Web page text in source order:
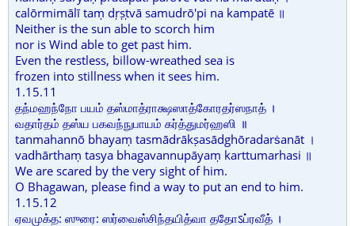
calōrmimālī taṃ dṛṣṭvā samudrō'pi na kampatē ॥
Neither is the sun able to scorch him
nor is Wind able to get past him.
Even the restless, billow-wreathed sea is
frozen into stillness when it sees him.
1.15.11
தந்மஹந்நோ பயம் தஸ்மாத்ராக்ஷஸாத்கோரதர்ஸநாத் ।
வதார்தம் தஸ்ய பகவந்நுபாயம் கர்த்துமர்ஹஸி ॥
tanmahannō bhayaṃ tasmādrākṣasādghōradarṡanāt ।
vadhārthaṃ tasya bhagavannupāyaṃ karttumarhasi ॥
We are scared by the very sight of him.
O Bhagawan, please find a way to put an end to him.
1.15.12
ஏவமுக்த: ஸுரை: ஸர்வைஸ்சிந்தயித்வா ததோऽப்ரவீத் ।